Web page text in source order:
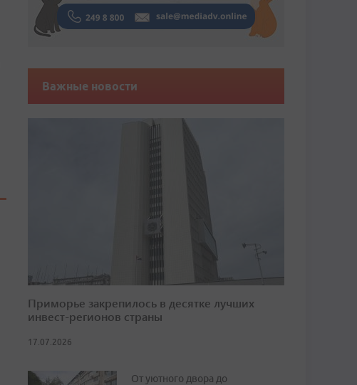
Важные новости
Приморье закрепилось в десятке лучших
инвест-регионов страны
17.07.2026
От уютного двора до